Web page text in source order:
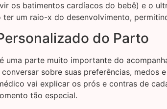
os batimentos cardíacos do bebê) e o
um raio-x do desenvolvimento,
do Parto
uma parte muito importante do
sobre suas preferências,
vai explicar os prós e contras de
tão especial.